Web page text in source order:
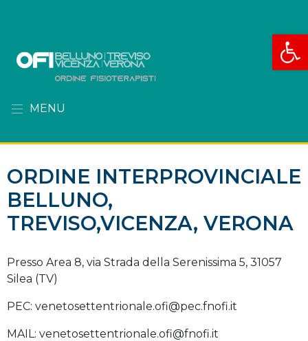
Apri
MENU
ORDINE INTERPROVINCIALE
BELLUNO,
TREVISO,VICENZA, VERONA
Presso Area 8, via Strada della Serenissima 5, 31057
Silea (TV)
PEC: venetosettentrionale.ofi@pec.fnofi.it
MAIL: venetosettentrionale.ofi@fnofi.it